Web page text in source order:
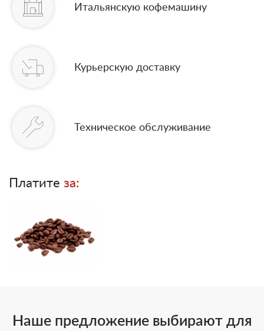
Итальянскую кофемашину
Курьерскую доставку
Техническое обслуживание
Платите за:
Наше предложение выбирают для